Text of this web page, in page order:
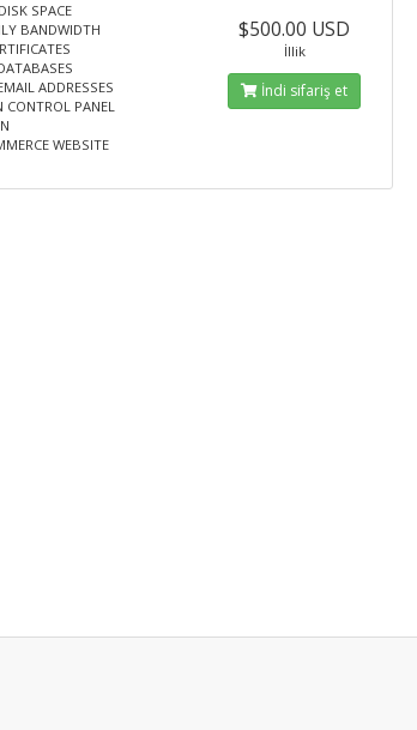
SPACE
BANDWIDTH
ADDRESSES
PANEL
WEBSITE
$500.00 USD
İllik
İndi sifariş et